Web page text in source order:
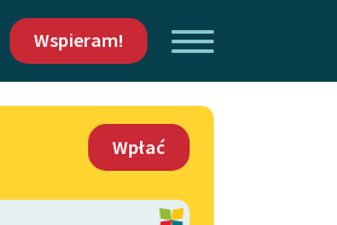
Wspieram!
Wpłać